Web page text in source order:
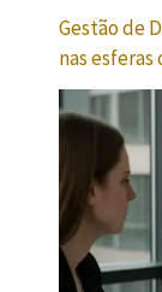
Gestão de
nas